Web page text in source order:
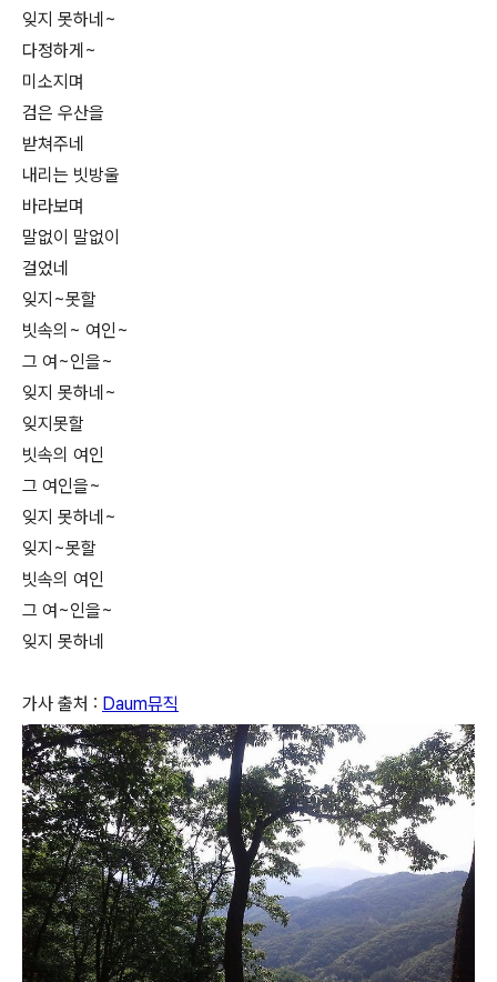
잊지 못하네~
다정하게~
미소지며
검은 우산을
받쳐주네
내리는 빗방울
바라보며
말없이 말없이
걸었네
잊지~못할
빗속의~ 여인~
그 여~인을~
잊지 못하네~
잊지못할
빗속의 여인
그 여인을~
잊지 못하네~
잊지~못할
빗속의 여인
그 여~인을~
잊지 못하네
가사 출처 : Daum뮤직